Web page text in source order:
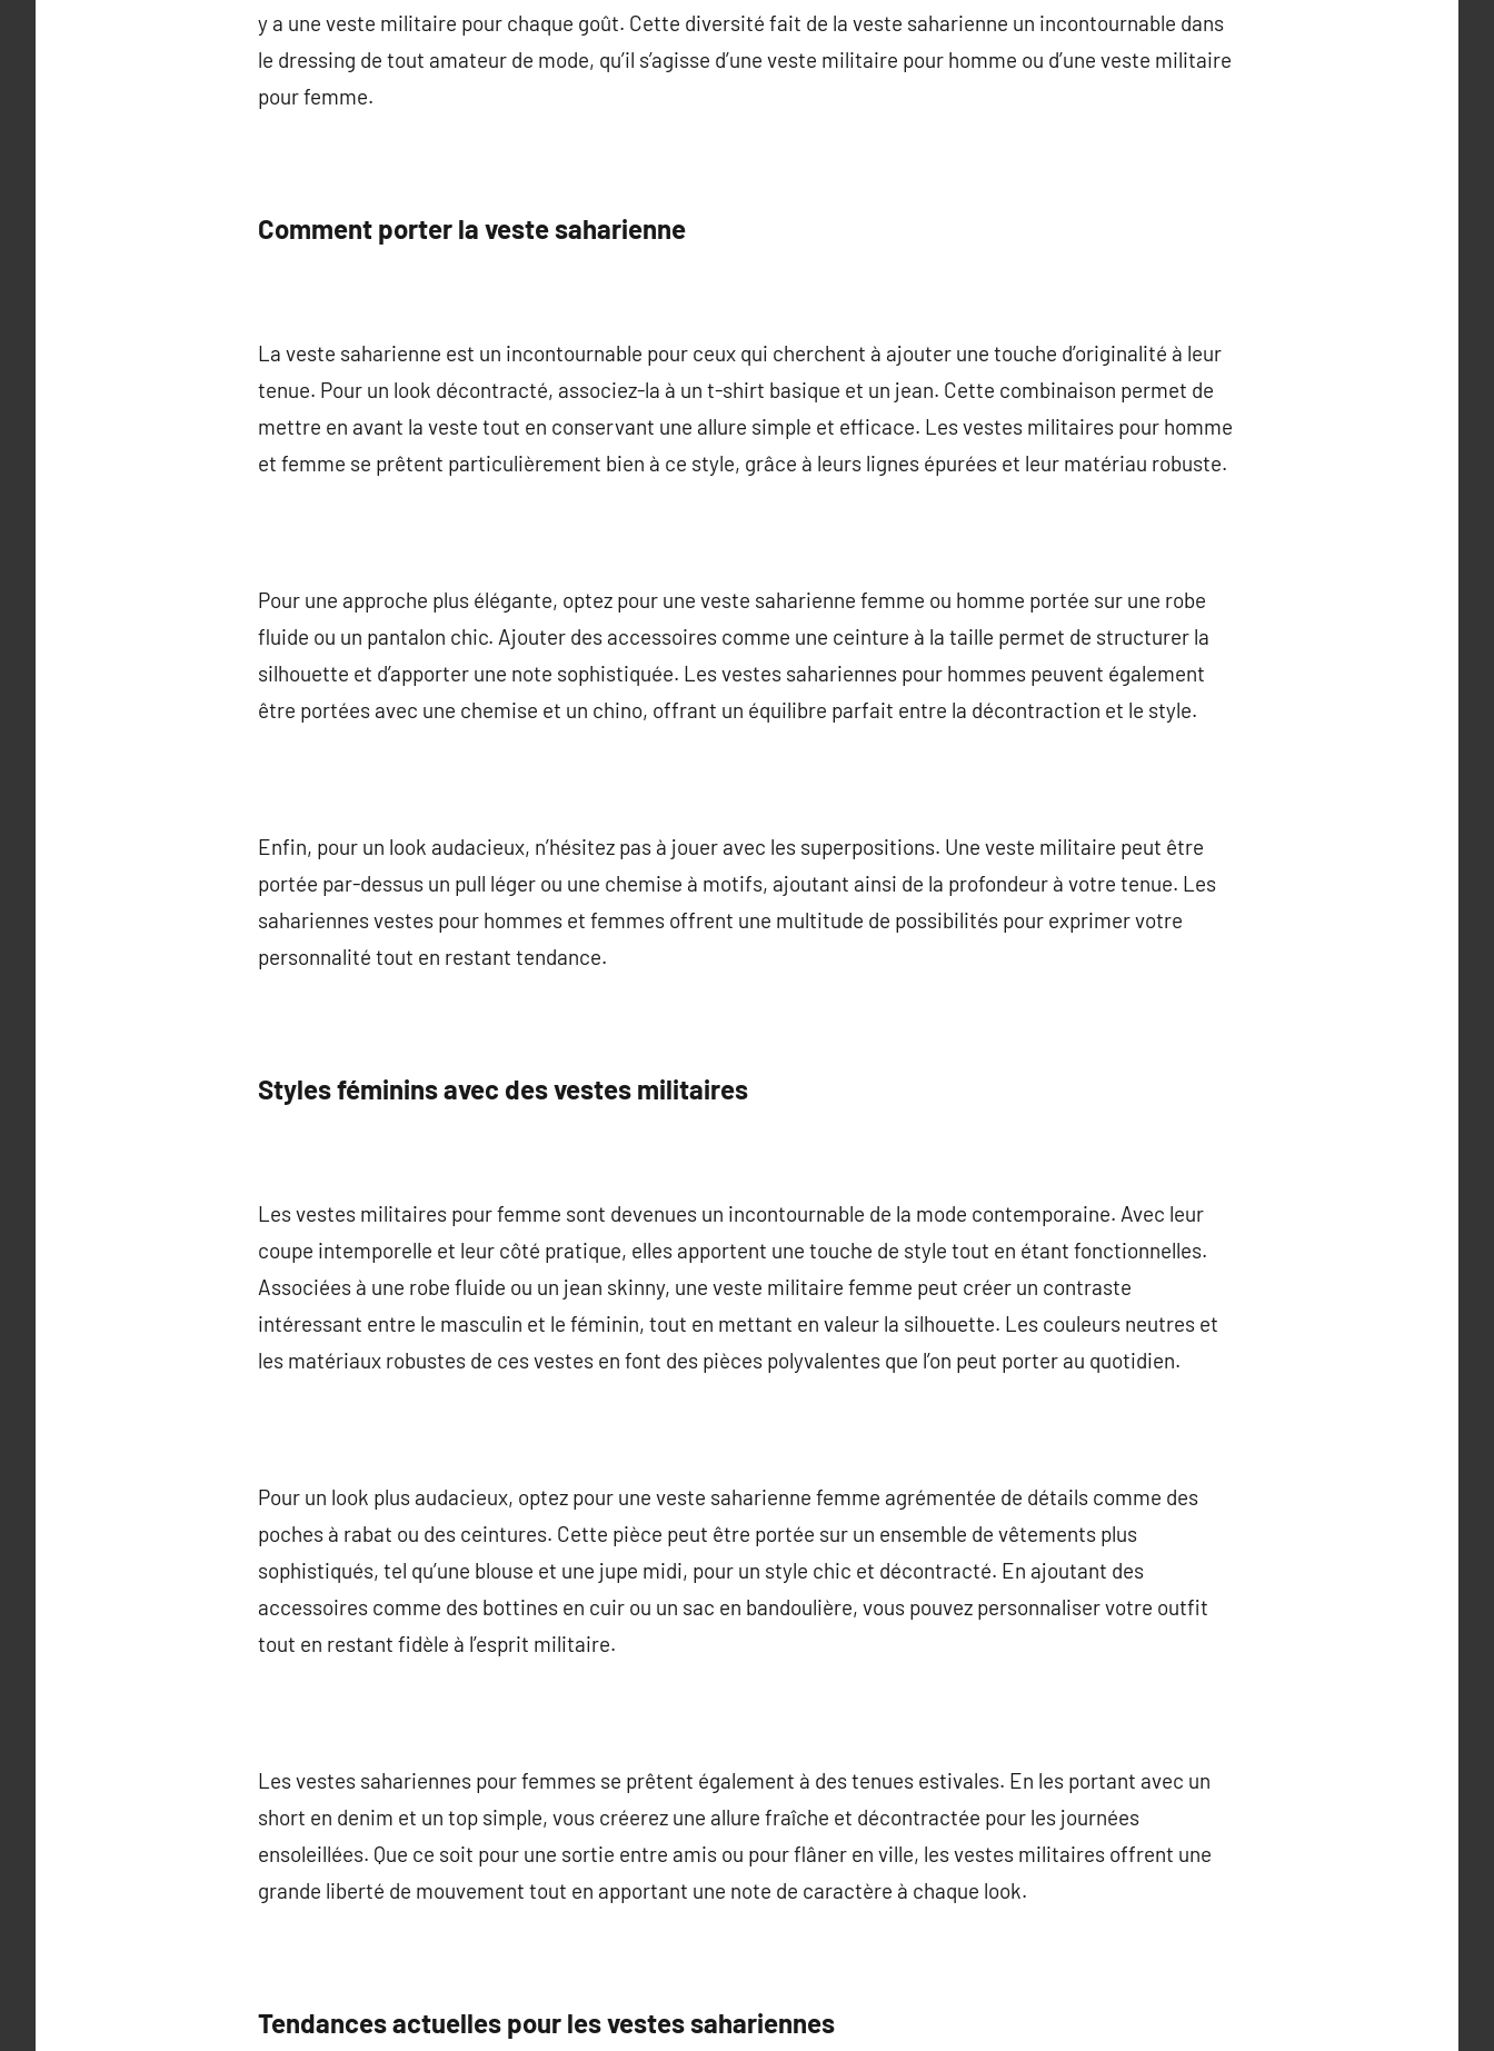
y a une veste militaire pour chaque goût. Cette diversité fait de la veste saharienne un incontournable dans
le dressing de tout amateur de mode, qu’il s’agisse d’une veste militaire pour homme ou d’une veste militaire
pour femme.
Comment porter la veste saharienne
La veste saharienne est un incontournable pour ceux qui cherchent à ajouter une touche d’originalité à leur
tenue. Pour un look décontracté, associez-la à un t-shirt basique et un jean. Cette combinaison permet de
mettre en avant la veste tout en conservant une allure simple et efficace. Les vestes militaires pour homme
et femme se prêtent particulièrement bien à ce style, grâce à leurs lignes épurées et leur matériau robuste.
Pour une approche plus élégante, optez pour une veste saharienne femme ou homme portée sur une robe
fluide ou un pantalon chic. Ajouter des accessoires comme une ceinture à la taille permet de structurer la
silhouette et d’apporter une note sophistiquée. Les vestes sahariennes pour hommes peuvent également
être portées avec une chemise et un chino, offrant un équilibre parfait entre la décontraction et le style.
Enfin, pour un look audacieux, n’hésitez pas à jouer avec les superpositions. Une veste militaire peut être
portée par-dessus un pull léger ou une chemise à motifs, ajoutant ainsi de la profondeur à votre tenue. Les
sahariennes vestes pour hommes et femmes offrent une multitude de possibilités pour exprimer votre
personnalité tout en restant tendance.
Styles féminins avec des vestes militaires
Les vestes militaires pour femme sont devenues un incontournable de la mode contemporaine. Avec leur
coupe intemporelle et leur côté pratique, elles apportent une touche de style tout en étant fonctionnelles.
Associées à une robe fluide ou un jean skinny, une veste militaire femme peut créer un contraste
intéressant entre le masculin et le féminin, tout en mettant en valeur la silhouette. Les couleurs neutres et
les matériaux robustes de ces vestes en font des pièces polyvalentes que l’on peut porter au quotidien.
Pour un look plus audacieux, optez pour une veste saharienne femme agrémentée de détails comme des
poches à rabat ou des ceintures. Cette pièce peut être portée sur un ensemble de vêtements plus
sophistiqués, tel qu’une blouse et une jupe midi, pour un style chic et décontracté. En ajoutant des
accessoires comme des bottines en cuir ou un sac en bandoulière, vous pouvez personnaliser votre outfit
tout en restant fidèle à l’esprit militaire.
Les vestes sahariennes pour femmes se prêtent également à des tenues estivales. En les portant avec un
short en denim et un top simple, vous créerez une allure fraîche et décontractée pour les journées
ensoleillées. Que ce soit pour une sortie entre amis ou pour flâner en ville, les vestes militaires offrent une
grande liberté de mouvement tout en apportant une note de caractère à chaque look.
Tendances actuelles pour les vestes sahariennes